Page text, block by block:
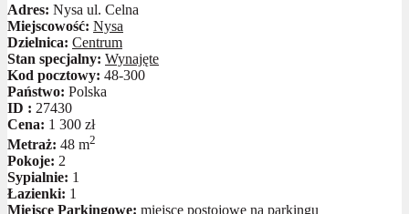
Adres: Nysa ul. Celna
Miejscowość: Nysa
Dzielnica: Centrum
Stan specjalny: Wynajęte
Kod pocztowy: 48-300
Państwo: Polska
ID : 27430
Cena: 1 300 zł
Metraż: 48 m2
Pokoje: 2
Sypialnie: 1
Łazienki: 1
Miejsce Parkingowe: miejsce postojowe na parkingu